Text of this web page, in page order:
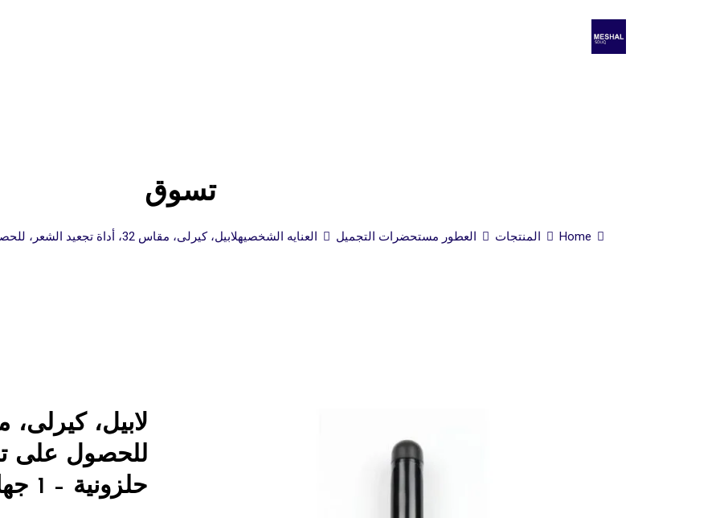
تسوق
Home المنتجات العطور مستحضرات التجميل العنايه الشخصيهلابيل، كيرلى، مقاس 32، أداة تجعيد الشعر، للحصول على تجعيدات محددة وحلقات حلزونية – 1 جهاز
للحصول على
حلزونية – 1 جهاز